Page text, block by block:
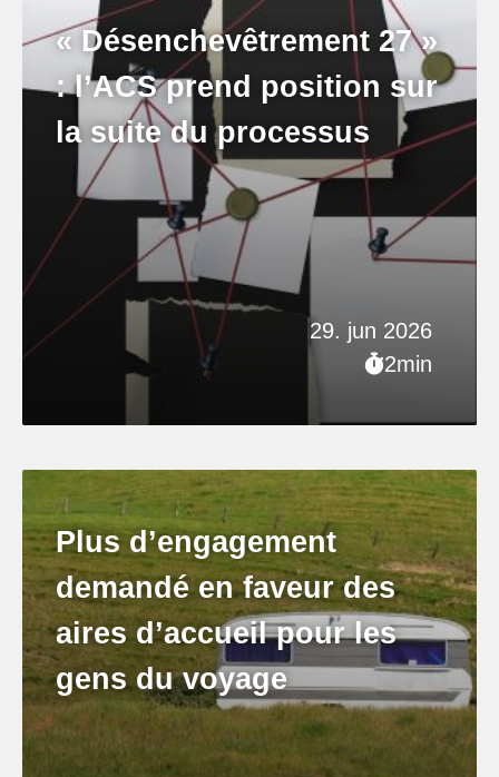
29. jun 2026
2min
« Désenchevêtrement 27 »
: l’ACS prend position sur
la suite du processus
Plus d’engagement
demandé en faveur des
aires d’accueil pour les
gens du voyage